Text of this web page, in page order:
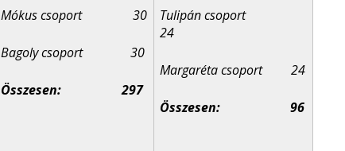
Mókus csoport 30
Bagoly csoport 30
Összesen: 297
Tulipán csoport
24
Margaréta csoport 24
Összesen: 96